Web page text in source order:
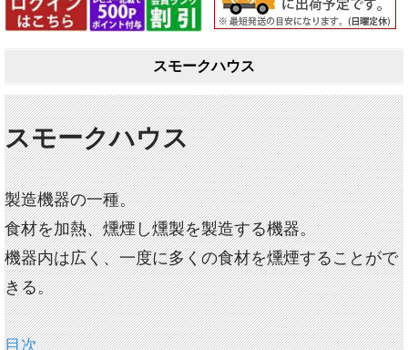
スモークハウス
スモークハウス
製造機器の一種。
食材を加熱、燻煙し燻製を製造する機器。
機器内は広く、一度に多くの食材を燻煙することがで
きる。
目次